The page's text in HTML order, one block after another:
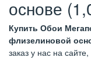
основе
Купить Обои
флизелиновой
заказ у нас на